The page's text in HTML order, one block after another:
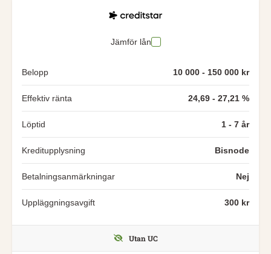
Jämför lån
Belopp 10 000 - 150 000 kr
Effektiv ränta 24,69 - 27,21 %
Löptid 1 - 7 år
Kreditupplysning Bisnode
Betalningsanmärkningar Nej
Uppläggningsavgift 300 kr
Utan UC